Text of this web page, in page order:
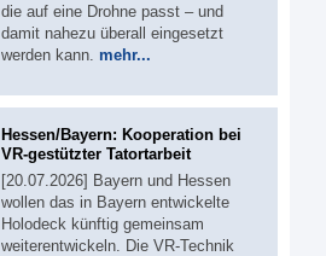
die auf eine Drohne passt – und
damit nahezu überall eingesetzt
werden kann. mehr...
Hessen/Bayern: Kooperation bei
VR-gestützter Tatortarbeit
[20.07.2026] Bayern und Hessen
wollen das in Bayern entwickelte
Holodeck künftig gemeinsam
weiterentwickeln. Die VR-Technik